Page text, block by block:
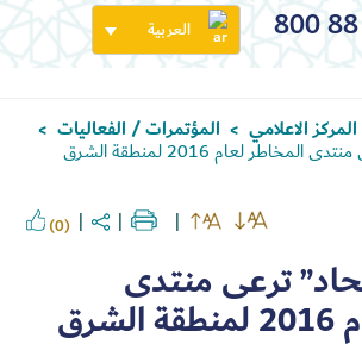
800 العربية
المركز الاعلامي > المؤتمرات / الفعاليات >
“تعاونية الاتحاد” ترعى منتدى المخاطر لعام 2016 لمنطقة الشرق
(0)
ترعى منتدى
المخاطر لعام 2016 لمنطقة الشرق